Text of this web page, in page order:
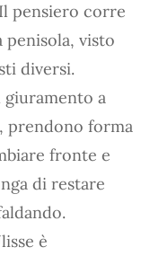
pensiero corre
visto
diversi.
giuramento a
prendono forma
fronte e
di restare
è